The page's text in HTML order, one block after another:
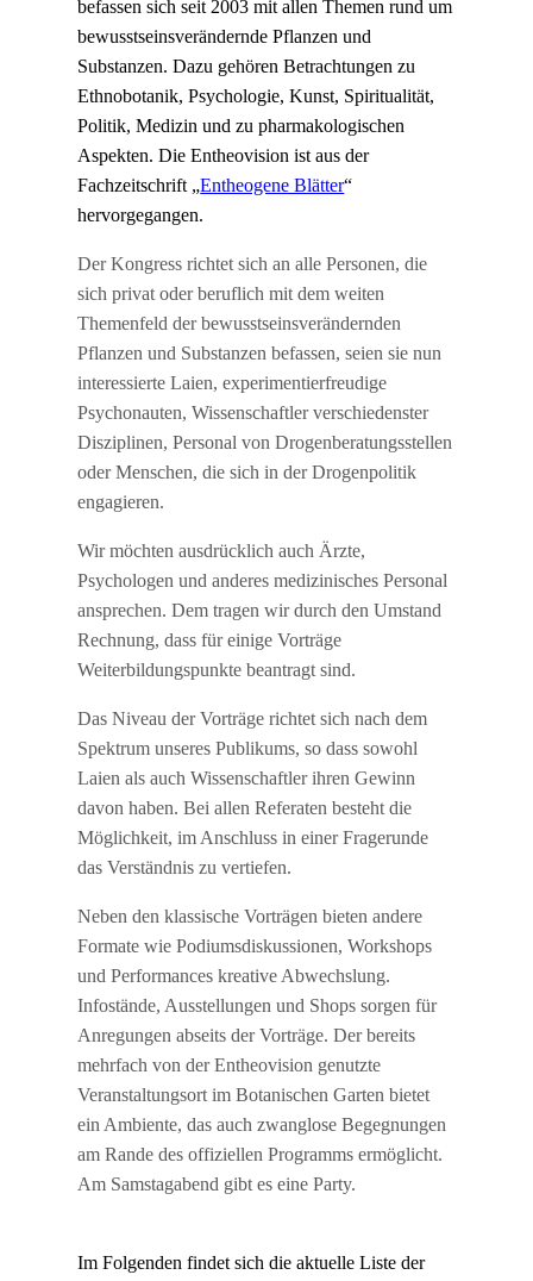
befassen sich seit 2003 mit allen Themen rund um
bewusstseinsverändernde Pflanzen und
Substanzen. Dazu gehören Betrachtungen zu
Ethnobotanik, Psychologie, Kunst, Spiritualität,
Politik, Medizin und zu pharmakologischen
Aspekten. Die Entheovision ist aus der
Fachzeitschrift „Entheogene Blätter“
hervorgegangen.
Der Kongress richtet sich an alle Personen, die
sich privat oder beruflich mit dem weiten
Themenfeld der bewusstseinsverändernden
Pflanzen und Substanzen befassen, seien sie nun
interessierte Laien, experimentierfreudige
Psychonauten, Wissenschaftler verschiedenster
Disziplinen, Personal von Drogenberatungsstellen
oder Menschen, die sich in der Drogenpolitik
engagieren.
Wir möchten ausdrücklich auch Ärzte,
Psychologen und anderes medizinisches Personal
ansprechen. Dem tragen wir durch den Umstand
Rechnung, dass für einige Vorträge
Weiterbildungspunkte beantragt sind.
Das Niveau der Vorträge richtet sich nach dem
Spektrum unseres Publikums, so dass sowohl
Laien als auch Wissenschaftler ihren Gewinn
davon haben. Bei allen Referaten besteht die
Möglichkeit, im Anschluss in einer Fragerunde
das Verständnis zu vertiefen.
Neben den klassische Vorträgen bieten andere
Formate wie Podiumsdiskussionen, Workshops
und Performances kreative Abwechslung.
Infostände, Ausstellungen und Shops sorgen für
Anregungen abseits der Vorträge. Der bereits
mehrfach von der Entheovision genutzte
Veranstaltungsort im Botanischen Garten bietet
ein Ambiente, das auch zwanglose Begegnungen
am Rande des offiziellen Programms ermöglicht.
Am Samstagabend gibt es eine Party.
Im Folgenden findet sich die aktuelle Liste der